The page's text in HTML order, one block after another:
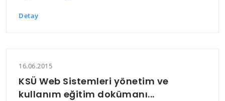
Detay
16.06.2015
KSÜ Web Sistemleri yönetim ve
kullanım eğitim dokümanı...